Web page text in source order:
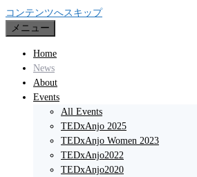
コンテンツへスキップ
メニュー
Home
News
About
Events
All Events
TEDxAnjo 2025
TEDxAnjo Women 2023
TEDxAnjo2022
TEDxAnjo2020